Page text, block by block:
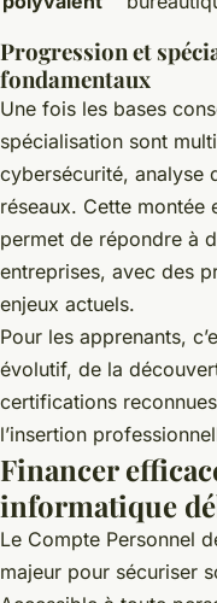
Progression et
fondamentaux
Une fois les bases
spécialisation sont
cybersécurité, analyse
réseaux. Cette montée
permet de répondre à
entreprises, avec des
enjeux actuels.
Pour les apprenants,
évolutif, de la
certifications
l’insertion
Financer
informatique
Le Compte Personnel
majeur pour sécuriser